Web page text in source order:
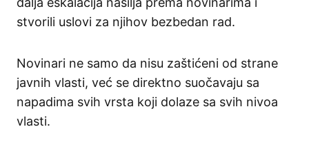
stvorili uslovi za njihov bezbedan rad.
Novinari ne samo da nisu zaštićeni od strane
javnih vlasti, već se direktno suočavaju sa
napadima svih vrsta koji dolaze sa svih nivoa
vlasti.